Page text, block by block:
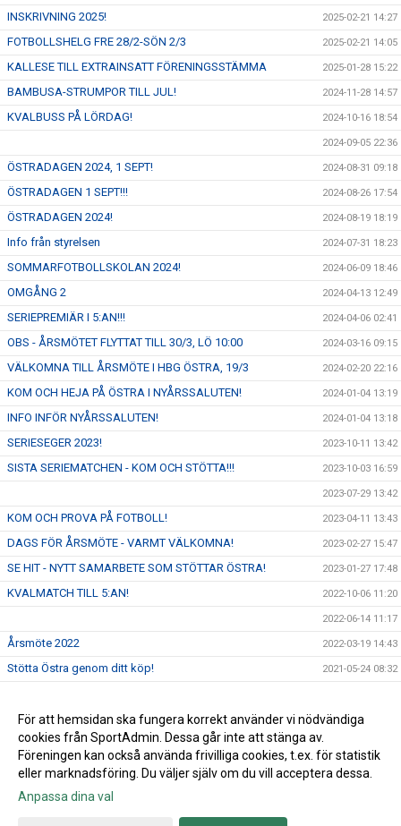
INSKRIVNING 2025! 2025-02-21 14:27
FOTBOLLSHELG FRE 28/2-SÖN 2/3 2025-02-21 14:05
KALLESE TILL EXTRAINSATT FÖRENINGSSTÄMMA 2025-01-28 15:22
BAMBUSA-STRUMPOR TILL JUL! 2024-11-28 14:57
KVALBUSS PÅ LÖRDAG! 2024-10-16 18:54
2024-09-05 22:36
ÖSTRADAGEN 2024, 1 SEPT! 2024-08-31 09:18
ÖSTRADAGEN 1 SEPT!!! 2024-08-26 17:54
ÖSTRADAGEN 2024! 2024-08-19 18:19
Info från styrelsen 2024-07-31 18:23
SOMMARFOTBOLLSKOLAN 2024! 2024-06-09 18:46
OMGÅNG 2 2024-04-13 12:49
SERIEPREMIÄR I 5:AN!!! 2024-04-06 02:41
OBS - ÅRSMÖTET FLYTTAT TILL 30/3, LÖ 10:00 2024-03-16 09:15
VÄLKOMNA TILL ÅRSMÖTE I HBG ÖSTRA, 19/3 2024-02-20 22:16
KOM OCH HEJA PÅ ÖSTRA I NYÅRSSALUTEN! 2024-01-04 13:19
INFO INFÖR NYÅRSSALUTEN! 2024-01-04 13:18
SERIESEGER 2023! 2023-10-11 13:42
SISTA SERIEMATCHEN - KOM OCH STÖTTA!!! 2023-10-03 16:59
2023-07-29 13:42
KOM OCH PROVA PÅ FOTBOLL! 2023-04-11 13:43
DAGS FÖR ÅRSMÖTE - VARMT VÄLKOMNA! 2023-02-27 15:47
SE HIT - NYTT SAMARBETE SOM STÖTTAR ÖSTRA! 2023-01-27 17:48
KVALMATCH TILL 5:AN! 2022-10-06 11:20
2022-06-14 11:17
Årsmöte 2022 2022-03-19 14:43
Stötta Östra genom ditt köp! 2021-05-24 08:32
Nya riktlinjer från Skånes fotbollsförbund 2021-03-08 10:59
All inomhusträning inställd 2020-12-19 10:44
Gå till Webbversion
För att hemsidan ska fungera korrekt använder vi nödvändiga
cookies från SportAdmin. Dessa går inte att stänga av.
Föreningen kan också använda frivilliga cookies, t.ex. för statistik
eller marknadsföring. Du väljer själv om du vill acceptera dessa.
Anpassa dina val